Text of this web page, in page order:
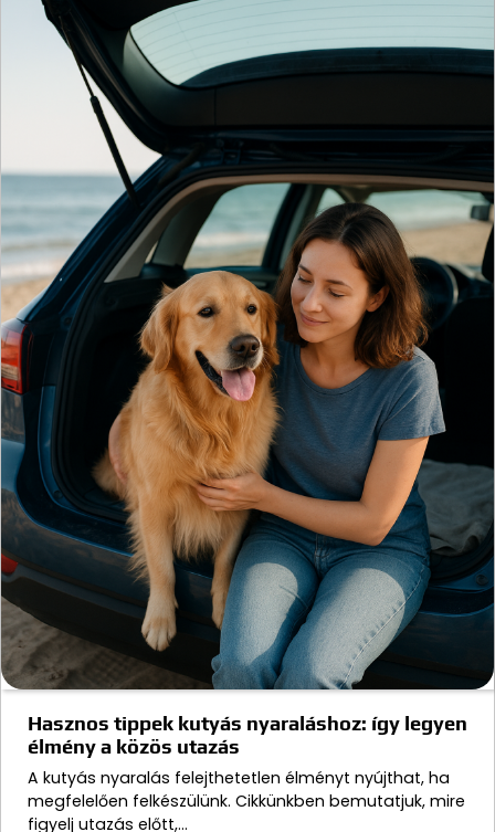
Hasznos tippek kutyás nyaraláshoz: így legyen
élmény a közös utazás
A kutyás nyaralás felejthetetlen élményt nyújthat, ha
megfelelően felkészülünk. Cikkünkben bemutatjuk, mire
figyelj utazás előtt,…